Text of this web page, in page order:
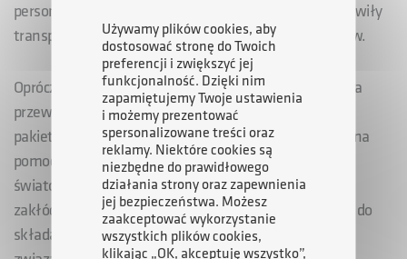
personelu medycznego i pacjentów. Projekty te umożliwiły
transport 285 pracowników medycznych i 34 pacjentów.
Oprócz 150 mln euro, które posłużyły do sfinansowania
przewozów towarowych, z funduszy nadzwyczajnych
pakietu mobilności udostępniono kolejne 70 mln euro na
pomoc dla państw członkowskich w czasie, gdy na
światowym rynku logistycznym panują poważne
zakłócenia. W maju 2021 r. Komisja zaprosiła kraje UE do
składania wniosków o pomoc na transport sprzętu
Używamy plików cookies, aby
dostosować stronę do Twoich
preferencji i zwiększyć jej
funkcjonalność. Dzięki nim
zapamiętujemy Twoje ustawienia
i możemy prezentować
spersonalizowane treści oraz
reklamy. Niektóre cookies są
niezbędne do prawidłowego
działania strony oraz zapewnienia
jej bezpieczeństwa. Możesz
zaakceptować wykorzystanie
wszystkich plików cookies,
klikając „OK, akceptuję wszystko”,